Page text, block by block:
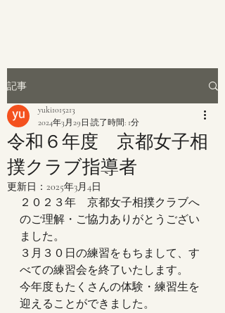
記事
令和６年度 京都女子相
撲クラブ指導者
yuki1015213
2024年3月29日 読了時間: 1分
更新日： 2025年3月4日
２０２３年　京都女子相撲クラブへ
のご理解・ご協力ありがとうござい
ました。
３月３０日の練習をもちまして、す
べての練習会を終了いたします。
今年度もたくさんの体験・練習生を
迎えることができました。